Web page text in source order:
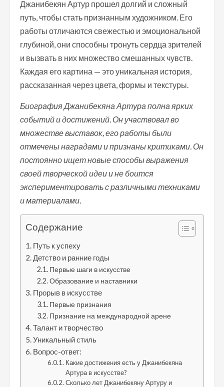
Джанибекян Артур прошел долгий и сложный
путь, чтобы стать признанным художником. Его
работы отличаются свежестью и эмоциональной
глубиной, они способны тронуть сердца зрителей
и вызвать в них множество смешанных чувств.
Каждая его картина — это уникальная история,
рассказанная через цвета, формы и текстуры.
Биография Джанибекяна Артура полна ярких
событий и достижений. Он участвовал во
множестве выставок, его работы были
отмечены наградами и признаны критиками. Он
постоянно ищет новые способы выражения
своей творческой идеи и не боится
экспериментировать с различными техниками
и материалами.
Содержание
Путь к успеху
Детство и ранние годы
Первые шаги в искусстве
Образование и наставники
Прорыв в искусстве
Первые признания
Признание на международной арене
Талант и творчество
Уникальный стиль
Вопрос-ответ:
Какие достижения есть у Джанибекяна
Артура в искусстве?
Сколько лет Джанибекяну Артуру и